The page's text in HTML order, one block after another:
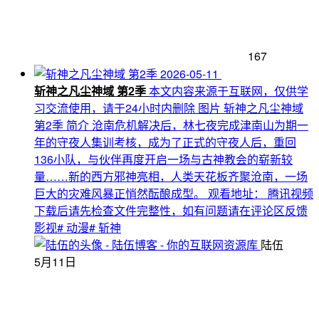
167
2026-05-11
斩神之凡尘神域 第2季本文内容来源于互联网，仅供学
习交流使用，请于24小时内删除 图片 斩神之凡尘神域
第2季 简介 沧南危机解决后，林七夜完成津南山为期一
年的守夜人集训考核，成为了正式的守夜人后，重回
136小队，与伙伴再度开启一场与古神教会的崭新较
量……新的西方邪神亮相，人类天花板齐聚沧南，一场
巨大的灾难风暴正悄然酝酿成型。 观看地址： 腾讯视频
下载后请先检查文件完整性，如有问题请在评论区反馈
影视# 动漫# 斩神
陆伍
5月11日